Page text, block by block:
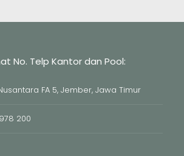
No. Telp Kantor dan Pool:
FA 5, Jember, Jawa Timur
200